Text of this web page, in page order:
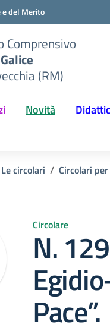
del Merito
Comprensivo
(RM)
Novità
Le circolari Circolari
Circolare
N.
Pace”.